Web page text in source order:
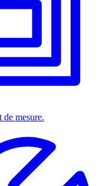
mesure.